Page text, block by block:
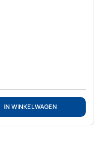
IN WINKELWAGEN